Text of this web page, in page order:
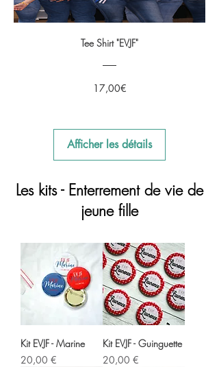
Tee Shirt "EVJF"
17,00€Prix
Afficher les détails
Les kits - Enterrement de vie de
jeune fille
Kit EVJF - Marine
Prix
20,00 €
Kit EVJF - Guinguette
Prix
20,00 €